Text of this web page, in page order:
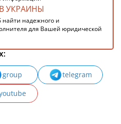
УКРАИНЫ
найти надежного и
для Вашей юридической
group
telegram